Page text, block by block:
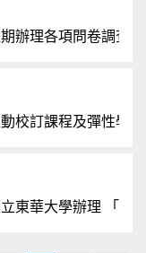
辦理各項問卷調查
校訂課程及彈性學
東華大學辦理 「